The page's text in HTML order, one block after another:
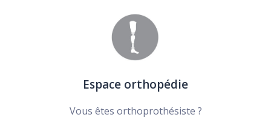
Espace orthopédie
Vous êtes orthoprothésiste ?